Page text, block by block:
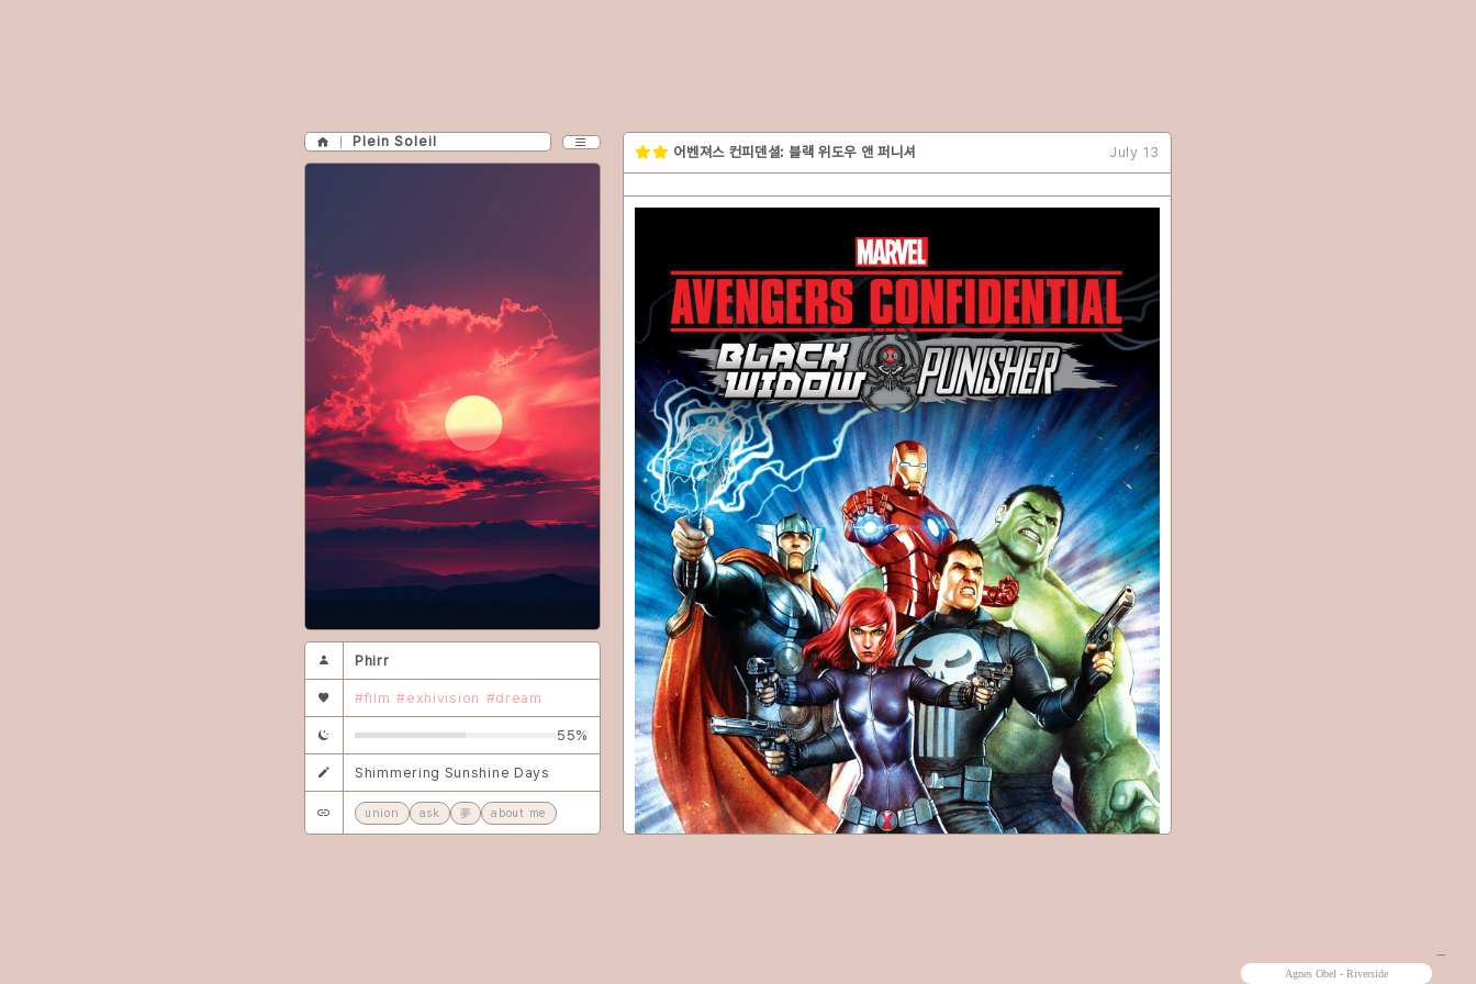
Plein Soleil
Phirr
#film #exhivision #dream
55%
Shimmering Sunshine Days
union ask 夢 about me
CATEGORY
분류 전체보기
rv
exh
colossus
slipstream
game
CLOSE
어벤져스 컨피덴셜: 블랙 위도우 앤 퍼니셔 July 13